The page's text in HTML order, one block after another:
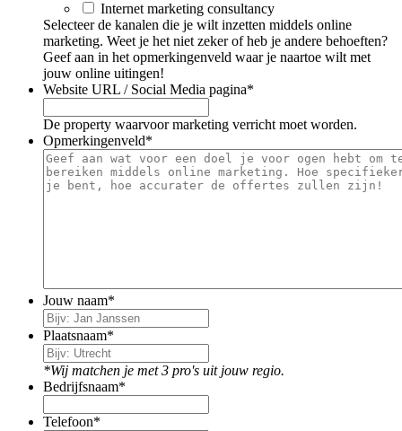
Internet marketing consultancy
Selecteer de kanalen die je wilt inzetten middels online
marketing. Weet je het niet zeker of heb je andere behoeften?
Geef aan in het opmerkingenveld waar je naartoe wilt met
jouw online uitingen!
Website URL / Social Media pagina*
De property waarvoor marketing verricht moet worden.
Opmerkingenveld*
Jouw naam*
Plaatsnaam*
*Wij matchen je met 3 pro's uit jouw regio.
Bedrijfsnaam*
Telefoon*